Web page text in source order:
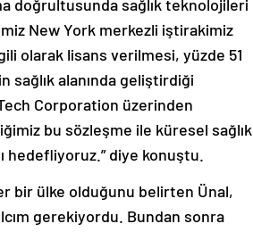
doğrultusunda sağlık teknolojileri
New York merkezli iştirakimiz
olarak lisans verilmesi, yüzde 51
sağlık alanında geliştirdiği
Corporation üzerinden
bu sözleşme ile küresel sağlık
hedefliyoruz.” diye konuştu.
bir ülke olduğunu belirten Ünal,
gerekiyordu. Bundan sonra